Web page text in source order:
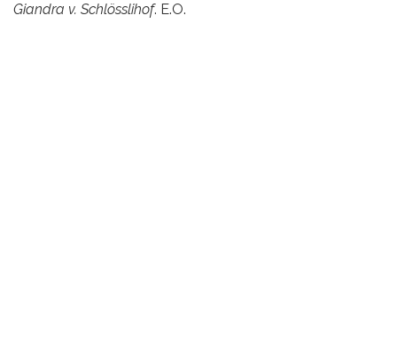
Giandra v. Schlösslihof. E.O.